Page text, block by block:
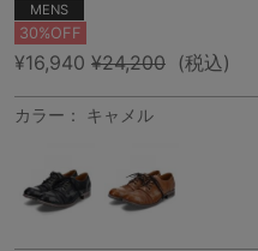
MENS
30%OFF
¥16,940 ¥24,200 (税込)
カラー： キャメル